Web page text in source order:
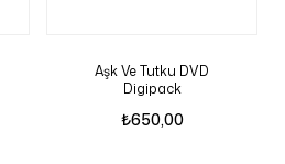
Aşk Ve Tutku DVD
Digipack
₺650,00